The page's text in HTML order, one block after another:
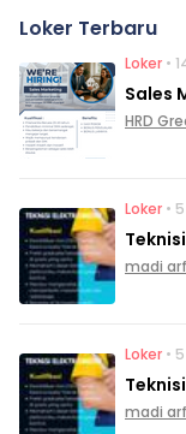
Loker Terbaru
Loker •
Sales
HRD
Loker •
madi
Loker •
madi